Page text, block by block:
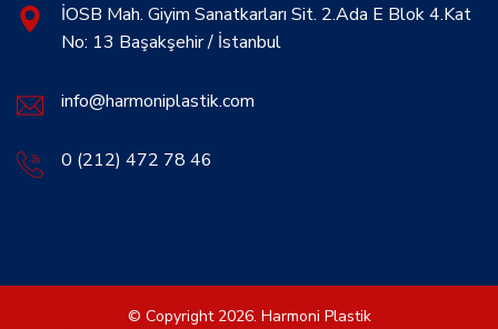
İOSB Mah. Giyim Sanatkarları Sit. 2.Ada E Blok 4.Kat
No: 13 Başakşehir / İstanbul
info@harmoniplastik.com
0 (212) 472 78 46
© Copyright 2026. Harmoni Plastik